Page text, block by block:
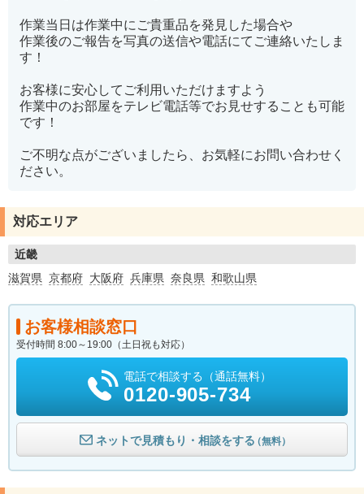
作業当日は作業中にご貴重品を発見した場合や
作業後のご報告を写真の送信や電話にてご連絡いたしま
す！
お客様に安心してご利用いただけますよう
作業中のお部屋をテレビ電話等でお見せすることも可能
です！
ご不明な点がございましたら、お気軽にお問い合わせく
ださい。
対応エリア
近畿
滋賀県 京都府 大阪府 兵庫県 奈良県 和歌山県
お客様相談窓口
受付時間 8:00～19:00（土日祝も対応）
電話で相談する（通話無料）
0120-905-734
ネットで見積もり・相談をする（無料）